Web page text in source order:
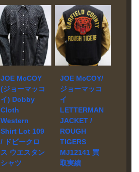
30年代にボク
シング用のト
レーニングに
使われたフー
ド付きスウェ
ットシャツ。
ケットはボク
シンググロー
ブなど、手に
着けたまま入
られた形状を
再現していま
す。身頃には
ステンシルプ
たラバープリ
ントが施され
たスウェット
シャツ。 やや
薄手でガゼッ
トの付かない
ラグランスリ
ーブボディを
使用していま
す。
した。 ブラン
ド JOE
McCOY モデ
ル DOUBLE
FACE AFTER
HOODED
SWEAT 買取
わせくださ
い。 状態 美品
ダブルフェイ
ス仕様のスウ
ェット生地を
使用したスウ
ェットパーカ
ー。ボディに
フードが後付
される1940年
買取実績
宅配買取にて
お売り頂きま
した。 ブラン
ド JOE
McCOY モデ
ル BALL PARK
30’s HOOD
SWEAT SHIRT
/ BOXING /
MC17114 買取
相場 お問い合
わせくださ
い。 状態 極美
品 コットン
100%の吊り編
JOE McCOY
(ジョーマッコ
イ) Dobby
Cloth
Western
Shirt Lot 109
/ ドビークロ
ス ウエスタン
シャツ
JOE McCOY/
ジョーマッコ
イ
LETTERMAN
JACKET /
ROUGH
TIGERS
MJ12141 買
取実績